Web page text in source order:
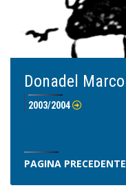
Donadel Marco
2003/2004
PAGINA PRECEDENTE